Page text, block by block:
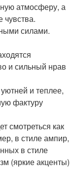
атмосферу, а
чувства.
силами.
и сильный нрав
и теплее,
фактуру
смотреться как
в стиле ампир,
в стиле
(яркие акценты)